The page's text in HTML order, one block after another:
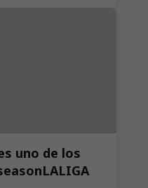
uno de los